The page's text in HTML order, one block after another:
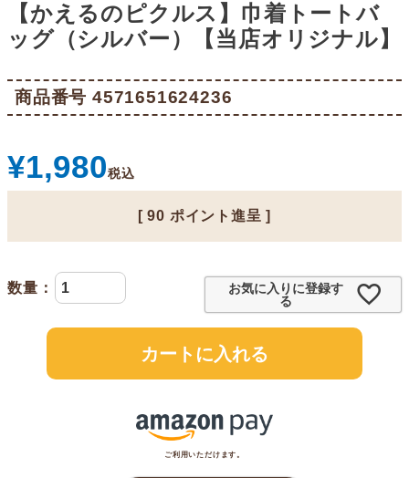
【かえるのピクルス】巾着トートバ
ッグ（シルバー）【当店オリジナル】
商品番号 4571651624236
¥1,980税込
[ 90 ポイント進呈 ]
お気に入りに登録す
る
カートに入れる
ご利用いただけます。